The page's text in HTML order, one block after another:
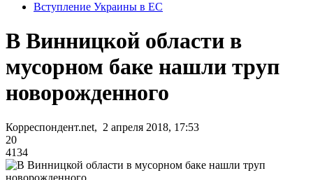
Вступление Украины в ЕС
В Винницкой области в
мусорном баке нашли труп
новорожденного
Корреспондент.net, 2 апреля 2018, 17:53
20
4134